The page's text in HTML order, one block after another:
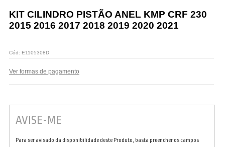
Promoções
KIT CILINDRO PISTÃO ANEL KMP CRF 230
2015 2016 2017 2018 2019 2020 2021
Cód: E1105308D
Ver formas de pagamento
AVISE-ME
Para ser avisado da disponibilidade deste Produto, basta preencher os campos